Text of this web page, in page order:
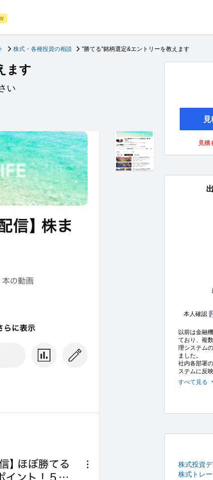
株式・各種投資の相談 "勝てる"銘柄選定&エントリーを教えます
ます
い
見積
本人確認
以前は金融
ており、複
理システム
ました。
社内各部署
ステムに反
すべて見る
株式投資
株式トレー